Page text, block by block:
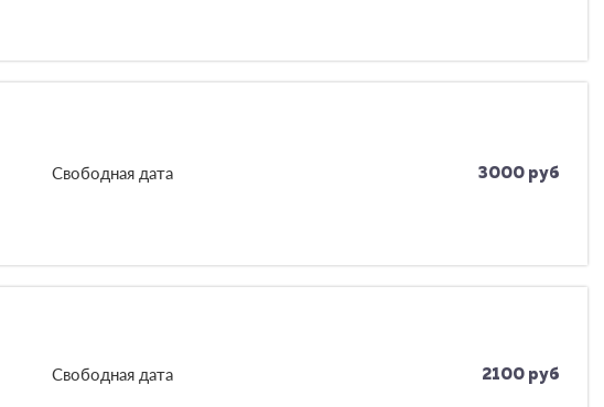
Свободная дата 3000 руб
Свободная дата 2100 руб